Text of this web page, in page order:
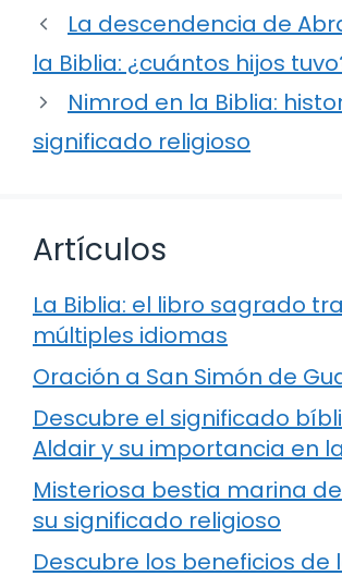
La descendencia de
la Biblia: ¿cuántos hijos
Nimrod en la Biblia:
significado religioso
Artículos
La Biblia: el libro sagrado
múltiples idiomas
Oración a San Simón de
Descubre el significado
Aldair y su importancia en
Misteriosa bestia marina
su significado religioso
Descubre los beneficios de